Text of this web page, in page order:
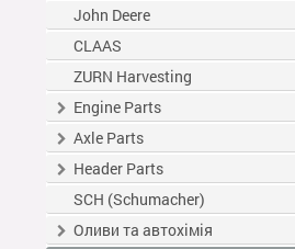
John Deere
CLAAS
ZURN Harvesting
Engine Parts
Axle Parts
Header Parts
SCH (Schumacher)
Оливи та автохімія